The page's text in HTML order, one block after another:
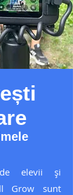
de elevii și
Grow sunt